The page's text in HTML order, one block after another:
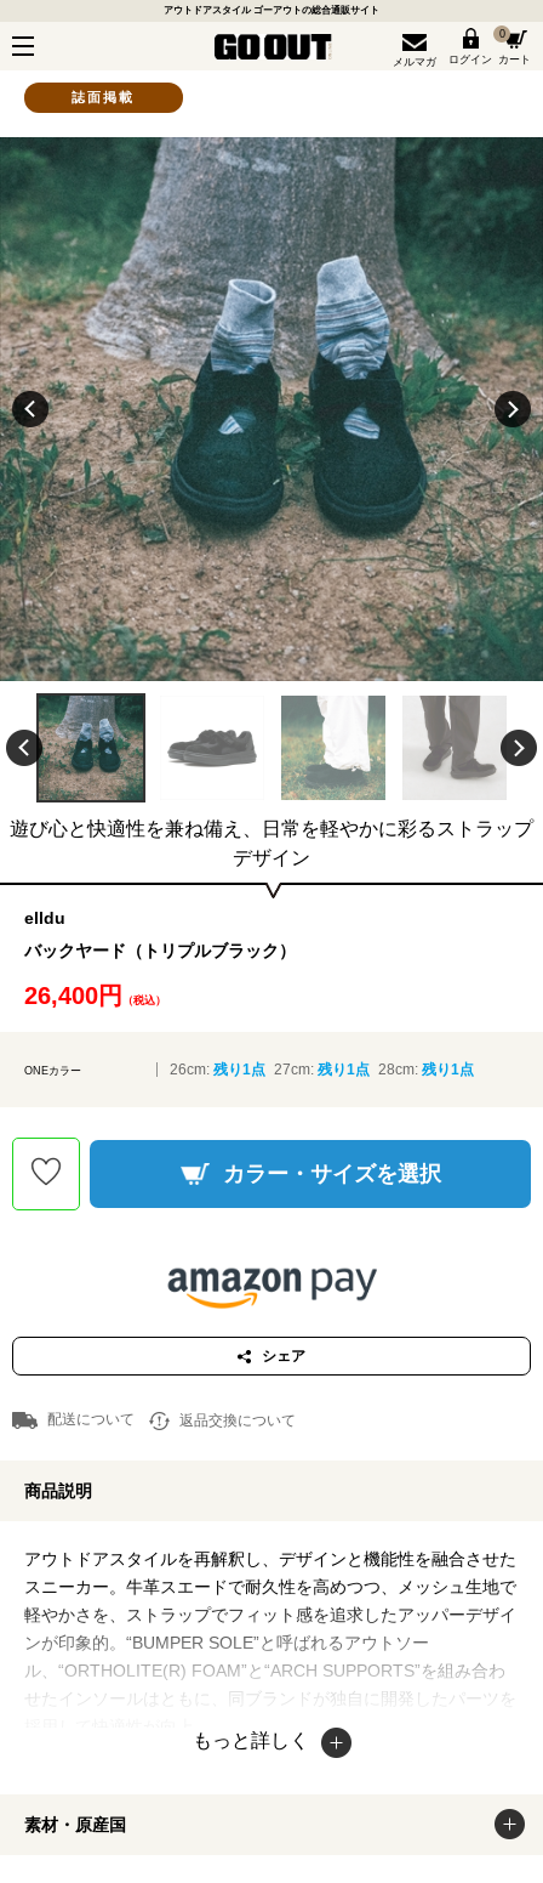
アウトドアスタイル ゴーアウトの総合通販サイト
メルマガ ログイン
0
カート
誌面掲載
遊び心と快適性を兼ね備え、日常を軽やかに彩るストラップ
デザイン
elldu
バックヤード（トリプルブラック）
26,400円 （税込）
ONEカラー 26cm: 残り1点 27cm: 残り1点 28cm: 残り1点
カラー・サイズを選択
シェア
配送について 返品交換について
商品説明
アウトドアスタイルを再解釈し、デザインと機能性を融合させた
スニーカー。牛革スエードで耐久性を高めつつ、メッシュ生地で
軽やかさを、ストラップでフィット感を追求したアッパーデザイ
ンが印象的。“BUMPER SOLE”と呼ばれるアウトソー
ル、“ORTHOLITE(R) FOAM”と“ARCH SUPPORTS”を組み合わ
せたインソールはともに、同ブランドが独自に開発したパーツを
少し小さめの作りとなっておりますので、ワンサイズアップの大
う撮影しておりますが、若干色味が違う場合もございます。商品
のカラーは、PCディスプレイの性質上、実際の色と異なって見
もっと詳しく
素材・原産国